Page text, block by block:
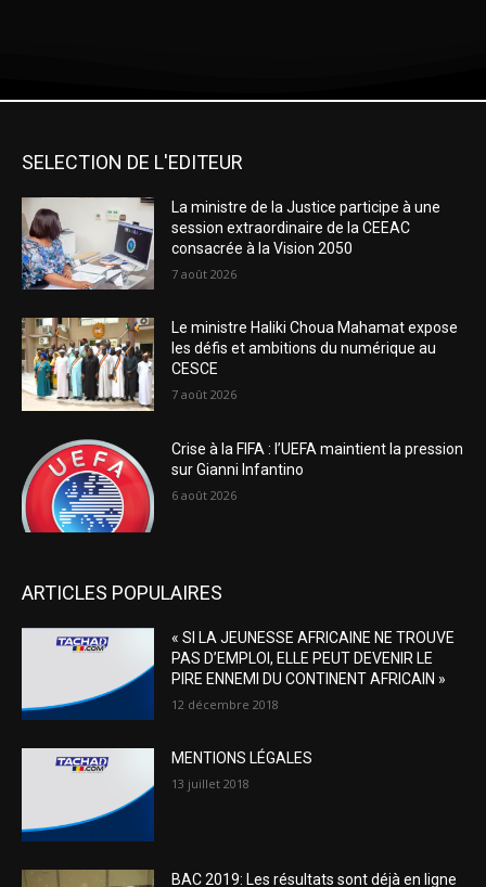
SELECTION DE L'EDITEUR
La ministre de la Justice participe à une
session extraordinaire de la CEEAC
consacrée à la Vision 2050
7 août 2026
Le ministre Haliki Choua Mahamat expose
les défis et ambitions du numérique au
CESCE
7 août 2026
Crise à la FIFA : l’UEFA maintient la pression
sur Gianni Infantino
6 août 2026
ARTICLES POPULAIRES
« SI LA JEUNESSE AFRICAINE NE TROUVE
PAS D’EMPLOI, ELLE PEUT DEVENIR LE
PIRE ENNEMI DU CONTINENT AFRICAIN »
12 décembre 2018
MENTIONS LÉGALES
13 juillet 2018
BAC 2019: Les résultats sont déjà en ligne